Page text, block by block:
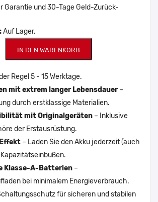
Garantie und 30-Tage Geld-Zurück-
Auf Lager.
IN DEN WARENKORB
Regel 5 - 15 Werktage.
mit extrem langer Lebensdauer–
durch erstklassige Materialien.
mit Originalgeräten – Inklusive
der Erstausrüstung.
– Laden Sie den Akku jederzeit (auch
Klasse-A-Batterien –
bei minimalem Energieverbrauch.
für sicheren und stabilen